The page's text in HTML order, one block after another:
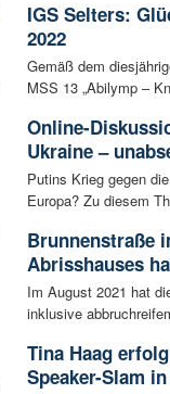
IGS Selters:
2022
Gemäß dem
MSS 13 „Abilymp –
Online-
Ukraine –
Putins Krieg gegen
Europa? Zu diesem
Brunnenstraße
Abrisshauses
Im August 2021 hat
inklusive
Tina Haag
Speaker-Slam